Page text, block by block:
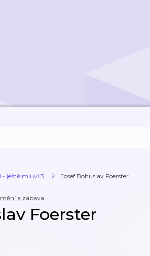
ještě mluví 3. Josef Bohuslav Foerster
a zábava
Foerster